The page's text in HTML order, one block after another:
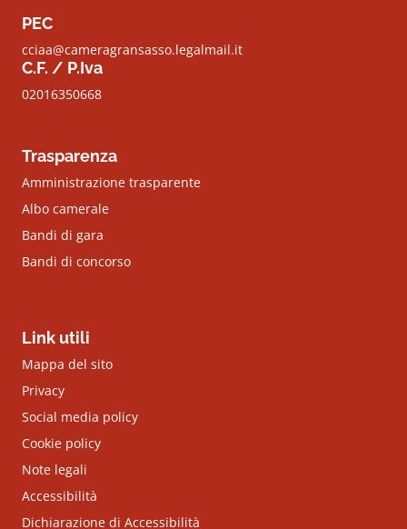
PEC
cciaa@cameragransasso.legalmail.it
C.F. / P.Iva
02016350668
Trasparenza
Amministrazione trasparente
Albo camerale
Bandi di gara
Bandi di concorso
Link utili
Mappa del sito
Privacy
Social media policy
Cookie policy
Note legali
Accessibilità
Dichiarazione di Accessibilità